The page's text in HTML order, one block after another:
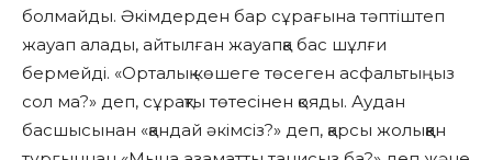
болмайды. Әкімдерден бар сұрағына тәптіштеп
жауап алады, айтылған жауапқа бас шұлғи
бермейді. «Орталық көшеге төсеген асфальтыңыз
сол ма?» деп, сұрақты төтесінен қояды. Аудан
басшысынан «қандай әкімсіз?» деп, қарсы жолыққан